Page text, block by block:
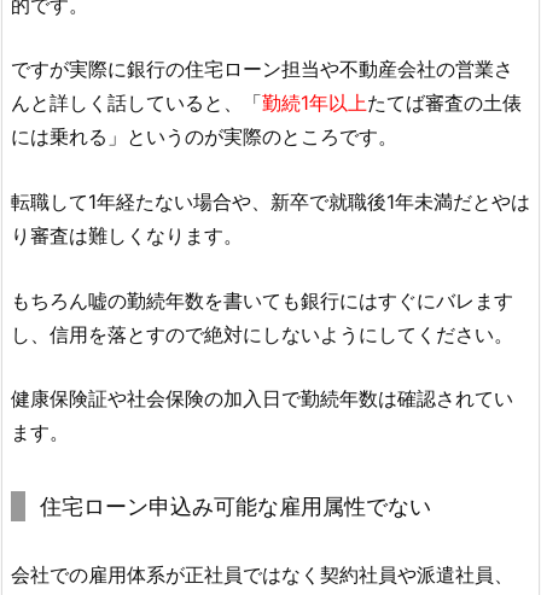
ですが実際に銀行の住宅ローン担当や不動産会社の営業さ
んと詳しく話していると、「勤続1年以上たてば審査の土俵
には乗れる」というのが実際のところです。
転職して1年経たない場合や、新卒で就職後1年未満だとやは
り審査は難しくなります。
もちろん嘘の勤続年数を書いても銀行にはすぐにバレます
し、信用を落とすので絶対にしないようにしてください。
健康保険証や社会保険の加入日で勤続年数は確認されてい
ます。
住宅ローン申込み可能な雇用属性でない
会社での雇用体系が正社員ではなく契約社員や派遣社員、